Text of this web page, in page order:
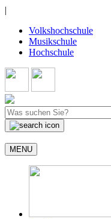
|
Volkshochschule
Musikschule
Hochschule
MENU